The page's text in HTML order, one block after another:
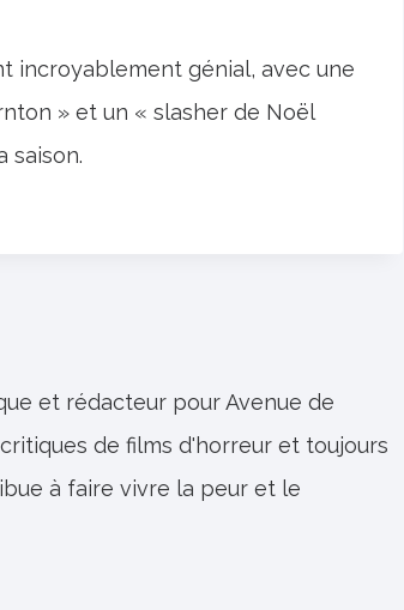
incroyablement génial, avec une
» et un « slasher de Noël
saison.
et rédacteur pour Avenue de
de films d'horreur et toujours
à faire vivre la peur et le